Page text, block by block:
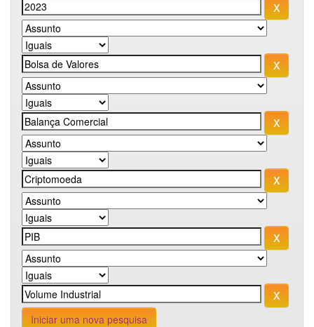
Iniciar uma nova pesquisa